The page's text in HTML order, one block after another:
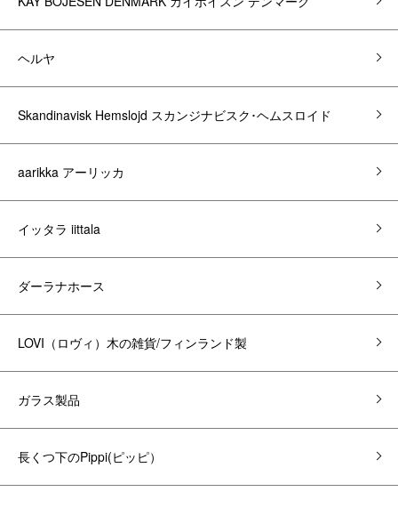
ヘルヤ
Skandinavisk Hemslojd スカンジナビスク･ヘムスロイド
aarikka アーリッカ
イッタラ iittala
ダーラナホース
LOVI（ロヴィ）木の雑貨/フィンランド製
ガラス製品
長くつ下のPippi(ピッピ）